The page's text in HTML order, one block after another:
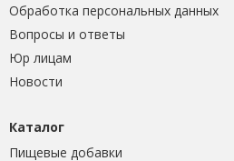
Обработка персональных данных
Вопросы и ответы
Юр лицам
Новости
Каталог
Пищевые добавки